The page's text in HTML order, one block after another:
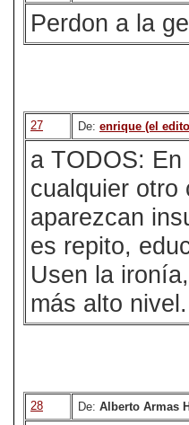
Perdon a la
27 De: enrique (el
a TODOS:
cualquier otro
aparezcan
es repito,
Usen la
más alto nivel.
28 De: Alberto Armas